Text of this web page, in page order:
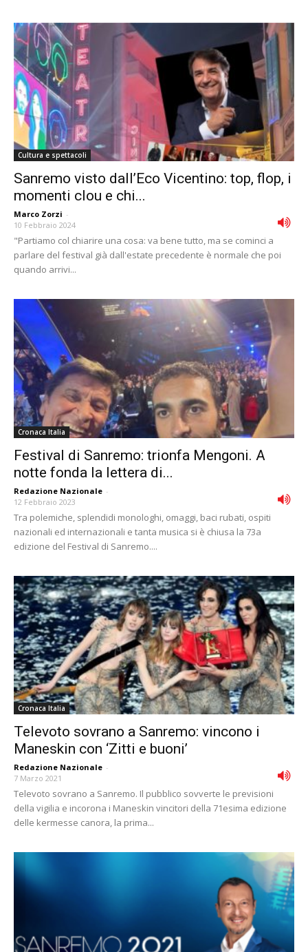
Cultura e spettacoli
Sanremo visto dall’Eco Vicentino: top, flop, i
momenti clou e chi...
Marco Zorzi -
10 Febbraio 2024
"Partiamo col chiarire una cosa: va bene tutto, ma se cominci a
parlare del festival già dall'estate precedente è normale che poi
quando arrivi...
Cronaca Italia
Festival di Sanremo: trionfa Mengoni. A
notte fonda la lettera di...
Redazione Nazionale -
12 Febbraio 2023
Tra polemiche, splendidi monologhi, omaggi, baci rubati, ospiti
nazionali ed internazionali e tanta musica si è chiusa la 73a
edizione del Festival di Sanremo....
Cronaca Italia
Televoto sovrano a Sanremo: vincono i
Maneskin con ‘Zitti e buoni’
Redazione Nazionale -
7 Marzo 2021
Televoto sovrano a Sanremo. Il pubblico sovverte le previsioni
della vigilia e incorona i Maneskin vincitori della 71esima edizione
delle kermesse canora, la prima...